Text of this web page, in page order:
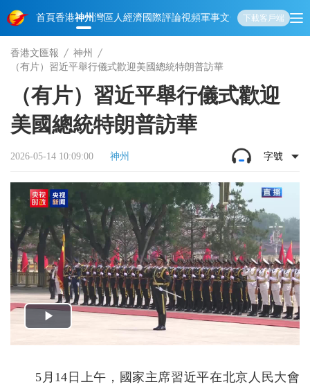
首頁香港神州灣區人經濟國際評論視頻軍事文化 娛樂生活教育體
下載客戶端
香港文匯報
神州
（有片）習近平舉行儀式歡迎美國總統特朗普訪華
（有片）習近平舉行儀式歡迎
美國總統特朗普訪華
2026-05-14 10:09:00 神州 字號
5月14日上午，國家主席習近平在北京人民大會